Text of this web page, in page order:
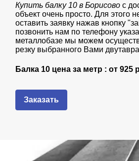
Купить балку 10 в Борисовос
объект очень просто. Для этого
оставить заявку нажав кнопку
позвонить нам по телефону
металлобазе мы можем
резку выбранного Вами
Балка 10 цена за метр : от925
Заказать